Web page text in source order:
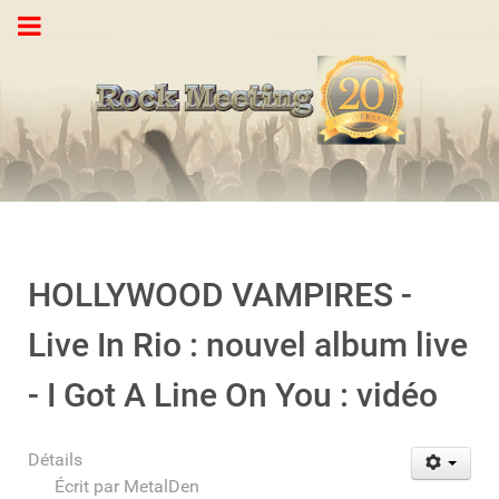
HOLLYWOOD VAMPIRES -
Live In Rio : nouvel album live
- I Got A Line On You : vidéo
Détails
Écrit par MetalDen